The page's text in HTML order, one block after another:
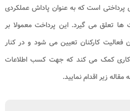
پرداختی است که به عنوان پاداش عملکردی
ها تعلق می گیرد. این پرداخت معمولا بر
فعالیت کارکنان تعیین می شود و در کنار
کاری کمک می کند که جهت کسب اطلاعات
زیر اقدام نمایید.